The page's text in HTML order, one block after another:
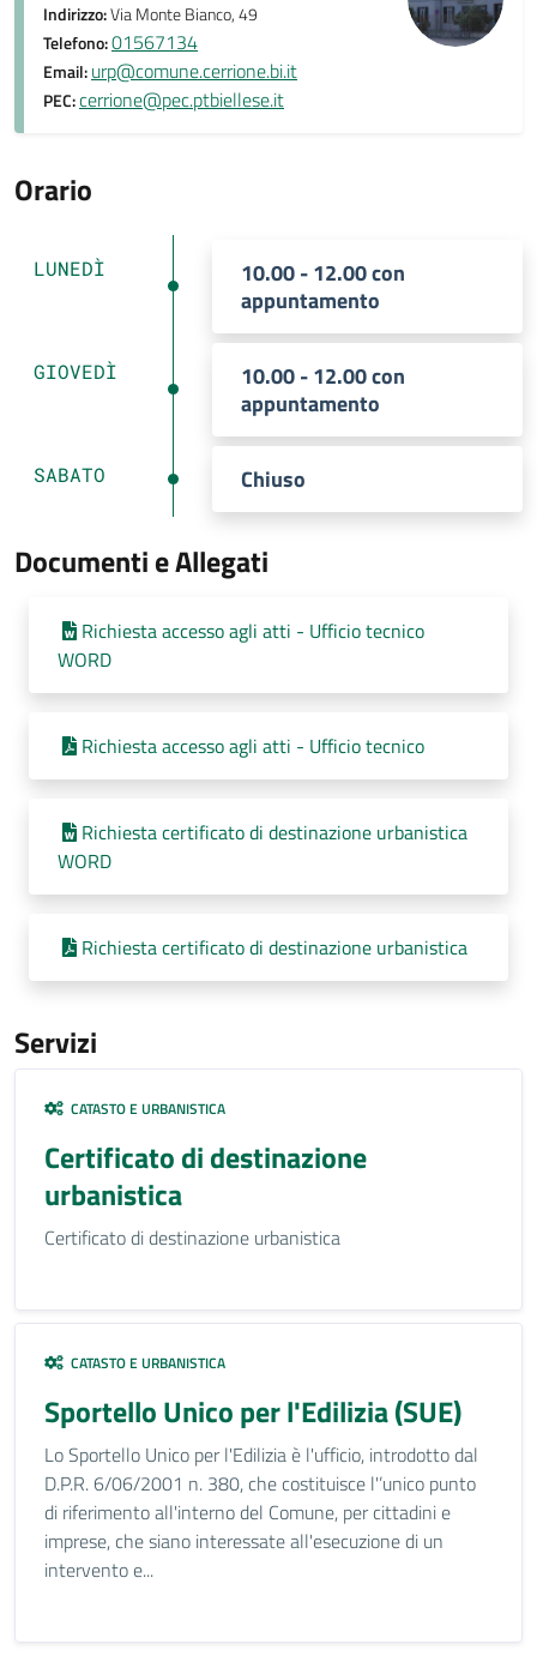
Indirizzo:Via Monte Bianco, 49
Telefono:01567134
Email:urp@comune.cerrione.bi.it
PEC:cerrione@pec.ptbiellese.it
Orario
LUNEDÌ
10.00 - 12.00 con
appuntamento
GIOVEDÌ
10.00 - 12.00 con
appuntamento
SABATO Chiuso
Documenti e Allegati
Richiesta accesso agli atti - Ufficio tecnico
WORD
Richiesta accesso agli atti - Ufficio tecnico
Richiesta certificato di destinazione urbanistica
WORD
Richiesta certificato di destinazione urbanistica
Servizi
CATASTO E URBANISTICA
Certificato di destinazione
urbanistica
Certificato di destinazione urbanistica
CATASTO E URBANISTICA
Sportello Unico per l'Edilizia (SUE)
Lo Sportello Unico per l'Edilizia è l'ufficio, introdotto dal
D.P.R. 6/06/2001 n. 380, che costituisce l'’unico punto
di riferimento all'interno del Comune, per cittadini e
imprese, che siano interessate all'esecuzione di un
intervento e...